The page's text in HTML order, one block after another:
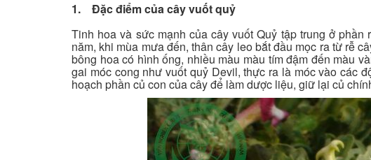
1. Đặc điểm của cây vuốt quỷ
Tinh hoa và sức mạnh của cây vuốt Quỷ tập trung ở
năm, khi mùa mưa đến, thân cây leo bắt đầu mọc ra từ rễ
bông hoa có hình ống, nhiều màu màu tím đậm đến màu
gai móc cong như vuốt quỷ Devil, thực ra là móc vào các
hoạch phần củ con của cây để làm dược liệu, giữ lại củ